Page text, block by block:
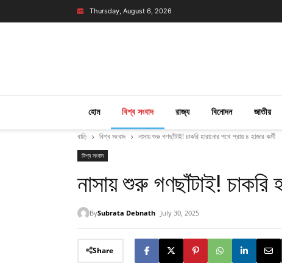
Thursday, August 6, 2026
হোম বিশ্ব সংবাদ রাজ্য বিনোদন জাতীয়
বাড়ি বিশ্ব সংবাদ নাসায় শুরু গণছাঁটাই! চাকরি হারানোর পথে প্রায় ৪ হাজার কর্মী
বিশ্ব সংবাদ
নাসায় শুরু গণছাঁটাই! চাকরি
BySubrata Debnath July 30, 2025
Share